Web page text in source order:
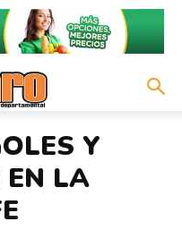
Y
EN LA